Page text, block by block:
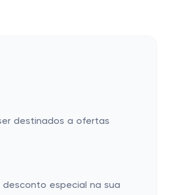
destinados a ofertas
especial na sua